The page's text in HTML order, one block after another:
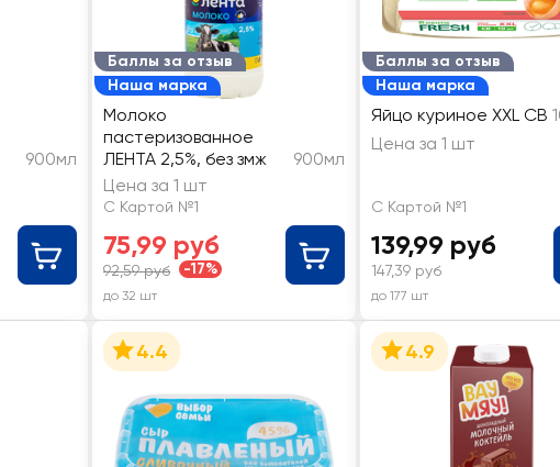
900мл
Баллы за отзыв
Наша марка
Молоко
пастеризованное
ЛЕНТА 2,5%, без змж
900мл
Цена за 1 шт
С Картой №1
75,99 руб
92,59 руб -17%
до 32 шт
Баллы за отзыв
Наша марка
Яйцо куриное XXL СВ
Цена за 1 шт
С Картой №1
139,99 руб
147,39 руб
до 177 шт
4.4 4.9